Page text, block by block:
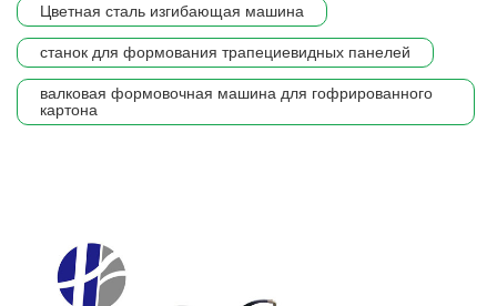
Цветная сталь изгибающая машина
станок для формования трапециевидных панелей
валковая формовочная машина для гофрированного
картона